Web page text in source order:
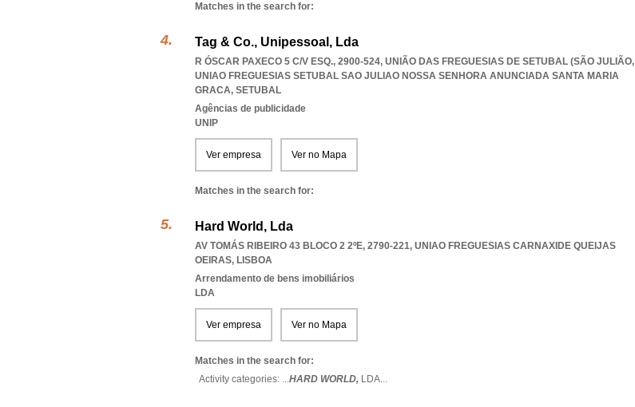
Matches in the search for:
Tag & Co., Unipessoal, Lda
R ÓSCAR PAXECO 5 C/V ESQ., 2900-524, UNIÃO DAS FREGUESIAS DE SETUBAL (SÃO JULIÃO,
UNIAO FREGUESIAS SETUBAL SAO JULIAO NOSSA SENHORA ANUNCIADA SANTA MARIA
GRACA, SETUBAL
Agências de publicidade
UNIP
Ver empresa Ver no Mapa
Matches in the search for:
Hard World, Lda
AV TOMÁS RIBEIRO 43 BLOCO 2 2ºE, 2790-221, UNIAO FREGUESIAS CARNAXIDE QUEIJAS
OEIRAS, LISBOA
Arrendamento de bens imobiliários
LDA
Ver empresa Ver no Mapa
Matches in the search for:
Activity categories: ...HARD WORLD, LDA...